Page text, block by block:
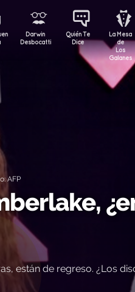
Darwin
Desbocatti
Quién Te
Dice
La Mesa
de
Los
Galanes
AFP
están de regreso. ¿Los